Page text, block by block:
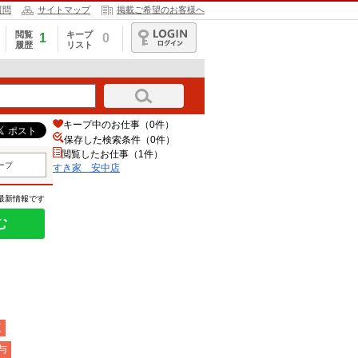
問 サイトマップ 掲載ご希望のお客様へ
閲覧
履歴
1
キープ
リスト
0
ログイン
プ
新情報です
キープ中のお仕事（0件）
保存した検索条件（0件）
閲覧したお仕事（1件）
すき家 安中店